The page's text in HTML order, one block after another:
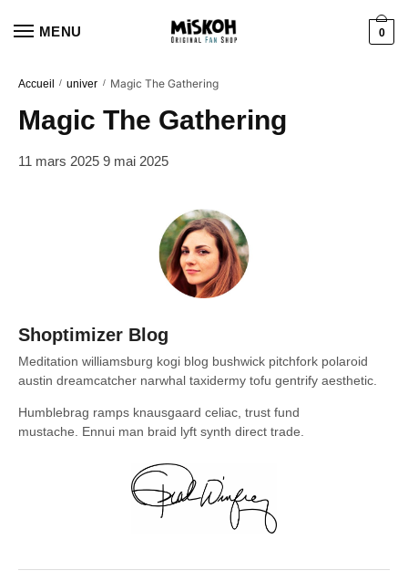
MENU 0
Accueil / univer / Magic The Gathering
Magic The Gathering
11 mars 2025 9 mai 2025
Shoptimizer Blog
Meditation williamsburg kogi blog bushwick pitchfork polaroid
austin dreamcatcher narwhal taxidermy tofu gentrify aesthetic.
Humblebrag ramps knausgaard celiac, trust fund
mustache. Ennui man braid lyft synth direct trade.